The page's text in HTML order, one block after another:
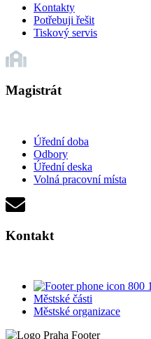
Kontakty
Potřebuji řešit
Tiskový servis
Magistrát
Úřední doba
Odbory
Úřední deska
Volná pracovní místa
Kontakt
800
Městské části
Městské organizace